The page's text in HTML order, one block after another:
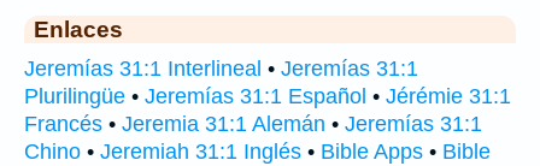
Enlaces
Jeremías 31:1 Interlineal • Jeremías 31:1
Plurilingüe • Jeremías 31:1 Español • Jérémie 31:1
Francés • Jeremia 31:1 Alemán • Jeremías 31:1
Chino • Jeremiah 31:1 Inglés • Bible Apps • Bible